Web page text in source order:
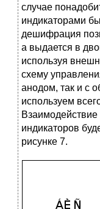
случае
индикаторами
дешифрация
а выдается в
используя
схему
анодом, так и с
используем
индикаторов
рисунке 7.